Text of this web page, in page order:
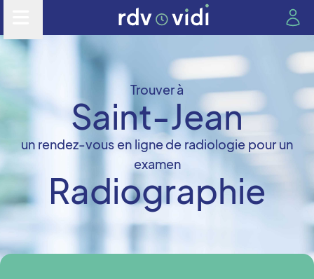
Trouver à
Saint-Jean
un rendez-vous en ligne de radiologie pour un
examen
Radiographie